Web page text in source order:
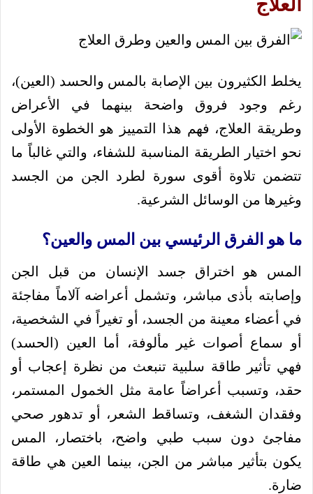
العلاج
يخلط الكثيرون بين الإصابة بالمس والحسد (العين)،
رغم وجود فروق واضحة بينهما في الأعراض
وطريقة العلاج، فهم هذا التمييز هو الخطوة الأولى
نحو اختيار الطريقة المناسبة للشفاء، والتي غالباً ما
تتضمن تلاوة أقوى سورة لطرد الجن من الجسد
وغيرها من الوسائل الشرعية.
ما هو الفرق الرئيسي بين المس والعين؟
المس هو اختراق جسد الإنسان من قبل الجن
وإصابته بأذى مباشر، وتشمل أعراضه آلاماً مفاجئة
في أعضاء معينة من الجسد، أو تغيراً في الشخصية،
أو سماع أصوات غير مألوفة، أما العين (الحسد)
فهي تأثير طاقة سلبية تنبعث من نظرة إعجاب أو
حقد، وتسبب أعراضاً عامة مثل الخمول المستمر،
وفقدان الشغف، وتساقط الشعر، أو تدهور صحي
مفاجئ دون سبب طبي واضح، باختصار، المس
يكون بتأثير مباشر من الجن، بينما العين هي طاقة
ضارة.